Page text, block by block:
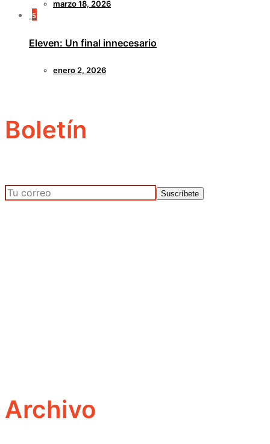
marzo 18, 2026
5
Eleven: Un final innecesario
enero 2, 2026
Boletín
Archivo